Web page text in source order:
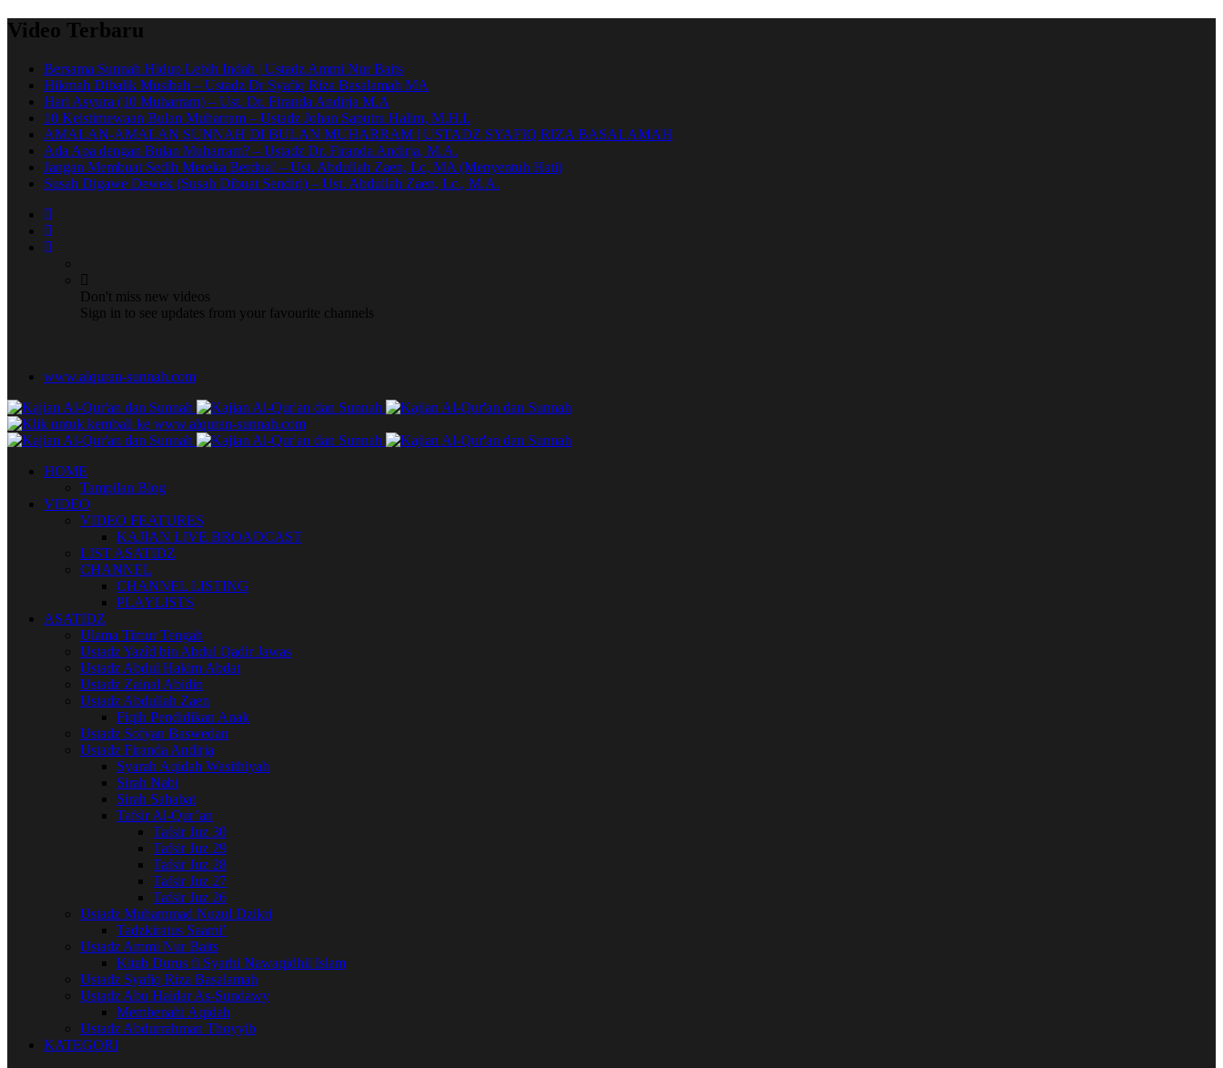
Video Terbaru
Bersama Sunnah Hidup Lebih Indah | Ustadz Ammi Nur Baits
Hikmah Dibalik Musibah – Ustadz Dr Syafiq Riza Basalamah MA
Hari Asyura (10 Muharram) – Ust. Dr. Firanda Andirja M.A
10 Keistimewaan Bulan Muharram – Ustadz Johan Saputra Halim, M.H.I.
AMALAN-AMALAN SUNNAH DI BULAN MUHARRAM | USTADZ SYAFIQ RIZA BASALAMAH
Ada Apa dengan Bulan Muharram? – Ustadz Dr. Firanda Andirja, M.A.
Jangan Membuat Sedih Mereka Berdua! – Ust. Abdullah Zaen, Lc, MA (Menyentuh Hati)
Susah Digawe Dewek (Susah Dibuat Sendiri) – Ust. Abdullah Zaen, Lc., M.A.
Don't miss new videos
Sign in to see updates from your favourite channels
www.alquran-sunnah.com
HOME
Tampilan Blog
VIDEO
VIDEO FEATURES
KAJIAN LIVE BROADCAST
LIST ASATIDZ
CHANNEL
CHANNEL LISTING
PLAYLISTS
ASATIDZ
Ulama Timur Tengah
Ustadz Yazîd bin Abdul Qadir Jawas
Ustadz Abdul Hakim Abdat
Ustadz Zainal Abidin
Ustadz Abdullah Zaen
Fiqih Pendidikan Anak
Ustadz Sofyan Baswedan
Ustadz Firanda Andirja
Syarah Aqidah Wasithiyah
Sirah Nabi
Sirah Sahabat
Tafsir Al-Qur’an
Tafsir Juz 30
Tafsir Juz 29
Tafsir Juz 28
Tafsir Juz 27
Tafsir Juz 26
Ustadz Muhammad Nuzul Dzikri
Tadzkiratus Saami’
Ustadz Ammi Nur Baits
Kitab Durus fi Syarhi Nawaqidhil Islam
Ustadz Syafiq Riza Basalamah
Ustadz Abu Haidar As-Sundawy
Membenahi Aqidah
Ustadz Abdurrahman Thoyyib
KATEGORI